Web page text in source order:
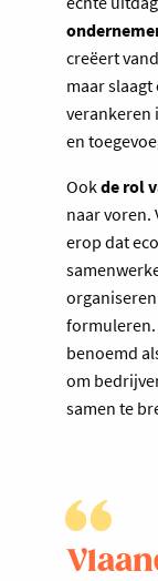
creëert
maar
verankeren
en
Ookde rol
naar voren.
erop dat
formuleren.
benoemd
om
samen te